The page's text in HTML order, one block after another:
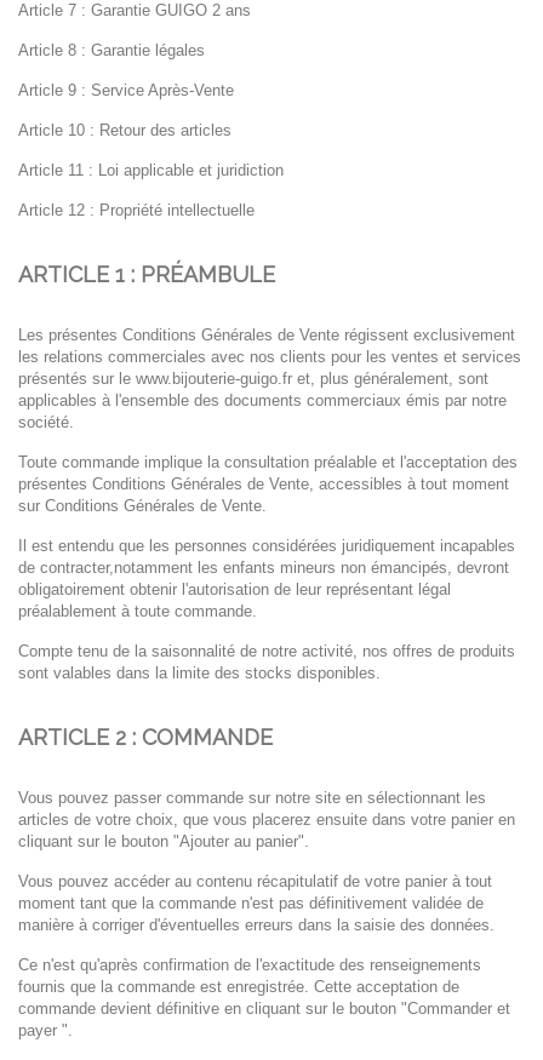
Article 7 : Garantie GUIGO 2 ans
Article 8 : Garantie légales
Article 9 : Service Après-Vente
Article 10 : Retour des articles
Article 11 : Loi applicable et juridiction
Article 12 : Propriété intellectuelle
ARTICLE 1 : PRÉAMBULE
Les présentes Conditions Générales de Vente régissent exclusivement
les relations commerciales avec nos clients pour les ventes et services
présentés sur le www.bijouterie-guigo.fr et, plus généralement, sont
applicables à l'ensemble des documents commerciaux émis par notre
société.
Toute commande implique la consultation préalable et l'acceptation des
présentes Conditions Générales de Vente, accessibles à tout moment
sur Conditions Générales de Vente.
Il est entendu que les personnes considérées juridiquement incapables
de contracter,notamment les enfants mineurs non émancipés, devront
obligatoirement obtenir l'autorisation de leur représentant légal
préalablement à toute commande.
Compte tenu de la saisonnalité de notre activité, nos offres de produits
sont valables dans la limite des stocks disponibles.
ARTICLE 2 : COMMANDE
Vous pouvez passer commande sur notre site en sélectionnant les
articles de votre choix, que vous placerez ensuite dans votre panier en
cliquant sur le bouton "Ajouter au panier".
Vous pouvez accéder au contenu récapitulatif de votre panier à tout
moment tant que la commande n'est pas définitivement validée de
manière à corriger d'éventuelles erreurs dans la saisie des données.
Ce n'est qu'après confirmation de l'exactitude des renseignements
fournis que la commande est enregistrée. Cette acceptation de
commande devient définitive en cliquant sur le bouton "Commander et
payer ".